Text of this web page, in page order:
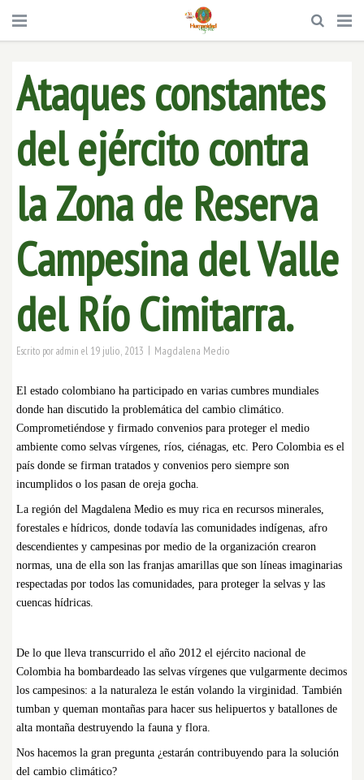
Ataques constantes
del ejército contra
la Zona de Reserva
Campesina del Valle
del Río Cimitarra.
Escrito poradmin el 19 julio, 2013 | Magdalena Medio
El estado colombiano ha participado en varias cumbres mundiales
donde han discutido la problemática del cambio climático.
Comprometiéndose y firmado convenios para proteger el medio
ambiente como selvas vírgenes, ríos, ciénagas, etc. Pero Colombia es el
país donde se firman tratados y convenios pero siempre son
incumplidos o los pasan de oreja gocha.
La región del Magdalena Medio es muy rica en recursos minerales,
forestales e hídricos, donde todavía las comunidades indígenas, afro
descendientes y campesinas por medio de la organización crearon
normas, una de ella son las franjas amarillas que son líneas imaginarias
respectadas por todos las comunidades, para proteger la selvas y las
cuencas hídricas.
De lo que lleva transcurrido el año 2012 el ejército nacional de
Colombia ha bombardeado las selvas vírgenes que vulgarmente decimos
los campesinos: a la naturaleza le están volando la virginidad. También
tumban y queman montañas para hacer sus helipuertos y batallones de
alta montaña destruyendo la fauna y flora.
Nos hacemos la gran pregunta ¿estarán contribuyendo para la solución
del cambio climático?